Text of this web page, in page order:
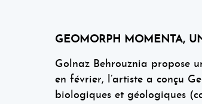
GEOMORPH MOMENTA,
Golnaz Behrouznia propose
en février, l’artiste a conçu
biologiques et géologiques